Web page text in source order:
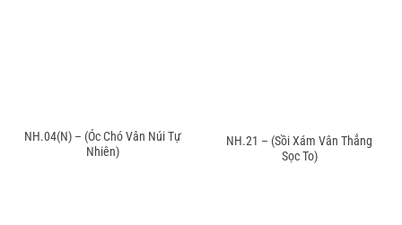
NH.04(N) – (Óc Chó Vân Núi Tự
Nhiên)
NH.21 – (Sồi Xám Vân Thẳng
Sọc To)